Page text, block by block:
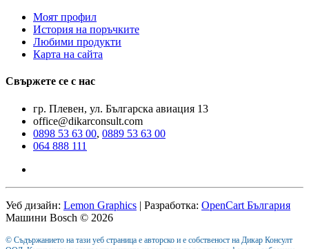
Моят профил
История на поръчките
Любими продукти
Карта на сайта
Свържете се с нас
гр. Плевен, ул. Българска авиация 13
office@dikarconsult.com
0898 53 63 00, 0889 53 63 00
064 888 111
Уеб дизайн: Lemon Graphics | Разработка: OpenCart България
Машини Bosch © 2026
© Съдържанието на тази уеб страница е авторско и е собственост на Дикар Консулт